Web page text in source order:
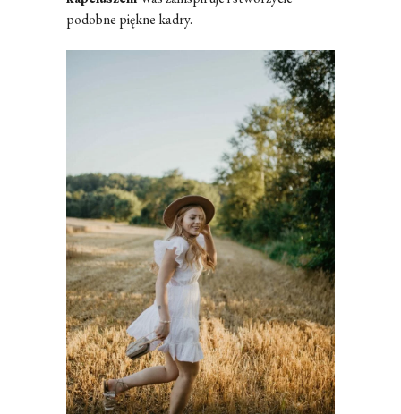
podobne piękne kadry.